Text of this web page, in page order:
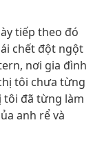
tiếp theo đó
chết đột ngột
nơi gia đình
tôi chưa từng
tôi đã từng làm
anh rể và